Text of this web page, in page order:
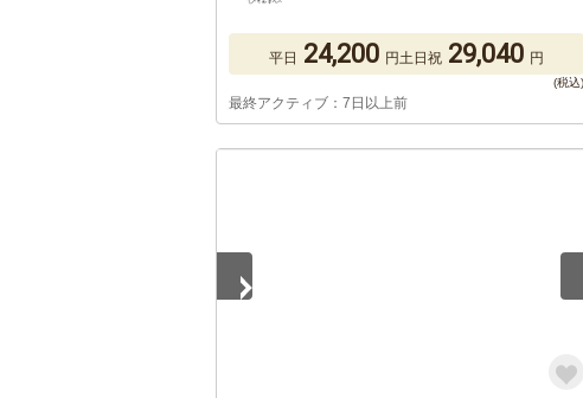
平日 24,200 円土日祝 29,040 円
最終アクティブ：7日以上前